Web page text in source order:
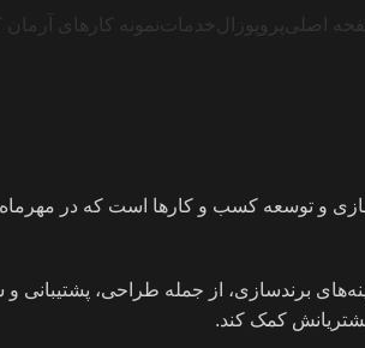
اصلی پروپوزال خدماتنمونه کارهای آرمان
برندسازی، از جمله طراحی،
کمک کند.